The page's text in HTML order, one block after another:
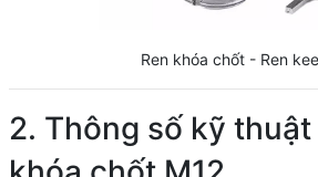
Ren khóa chốt - Ren
2. Thông số kỹ thuật